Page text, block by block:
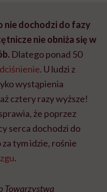
nie dochodzi do fazy
nie obniża się w
Dlatego ponad 50
. U ludzi z
wystąpienia
cztery razy wyższe!
że poprzez
serca dochodzi do
za tym idzie, rośnie
.
Towarzystwa